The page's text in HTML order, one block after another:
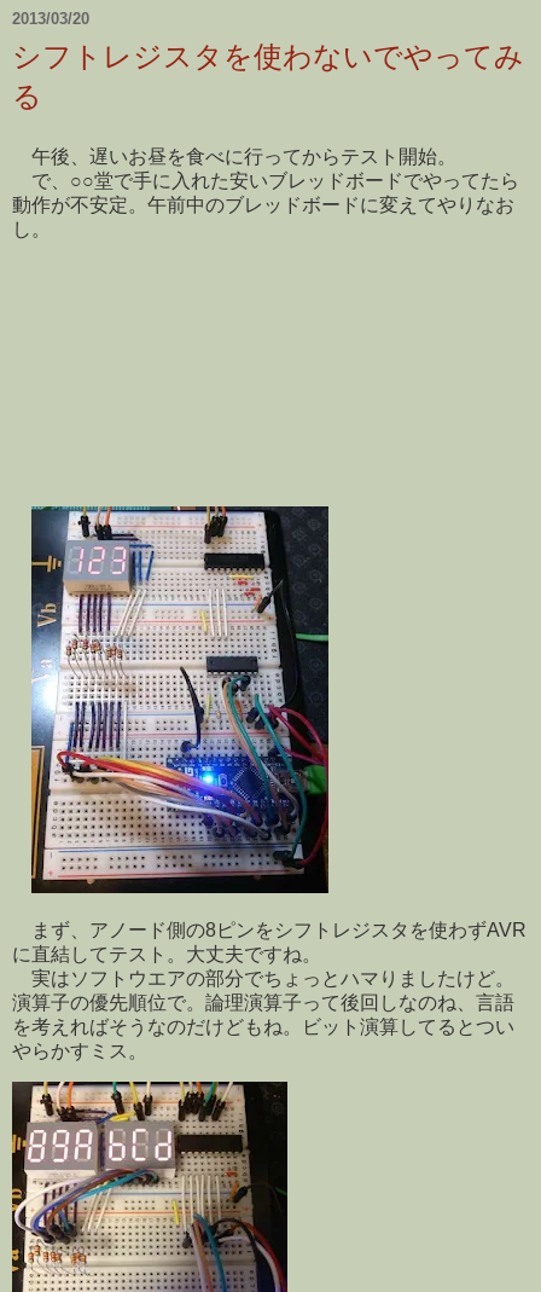
2013/03/20
シフトレジスタを使わないでやってみ
る
午後、遅いお昼を食べに行ってからテスト開始。
で、○○堂で手に入れた安いブレッドボードでやってたら
動作が不安定。午前中のブレッドボードに変えてやりなお
し。
まず、アノード側の8ピンをシフトレジスタを使わずAVR
に直結してテスト。大丈夫ですね。
実はソフトウエアの部分でちょっとハマりましたけど。
演算子の優先順位で。論理演算子って後回しなのね、言語
を考えればそうなのだけどもね。ビット演算してるとつい
やらかすミス。